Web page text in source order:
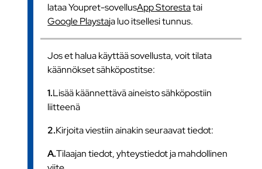
lataa Youpret-sovellusApp Storestatai
Google Playstaja luo itsellesi tunnus.
Jos et halua käyttää sovellusta, voit tilata
käännökset sähköpostitse:
1.Lisää käännettävä aineisto sähköpostiin
liitteenä
2.Kirjoita viestiin ainakin seuraavat tiedot:
A.Tilaajan tiedot, yhteystiedot ja mahdollinen